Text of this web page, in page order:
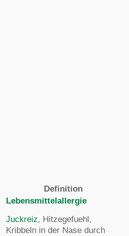
Definition
Lebensmittelallergie
Juckreiz, Hitzegefuehl,
Kribbeln in der Nase durch